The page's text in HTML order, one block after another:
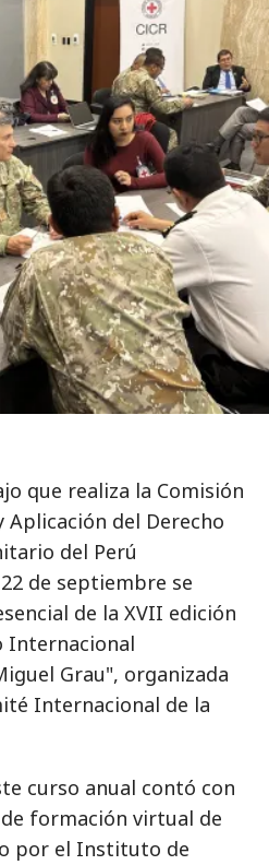
que realiza la Comisión
Aplicación del Derecho
del Perú
de septiembre se
de la XVII edición
Internacional
Grau", organizada
Internacional de la
curso anual contó con
formación virtual de
por el Instituto de